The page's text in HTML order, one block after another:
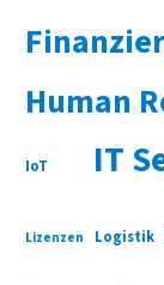
Human
IoT IT
Lizenzen Logistik